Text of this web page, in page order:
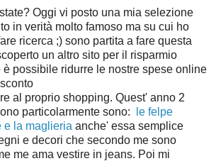
Oggi vi posto una mia selezione
in verità molto famoso ma su cui ho
ricerca ;) sono partita a fare questa
un altro sito per il risparmio
possibile ridurre le nostre spese online
al proprio shopping. Quest' anno 2
particolarmente sono:
le felpe
e la maglieria anche' essa semplice
e decori che secondo me sono
me ama vestire in jeans. Poi mi